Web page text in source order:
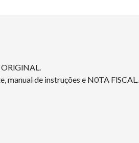
manual de instruções e N0TA FlSCAL.